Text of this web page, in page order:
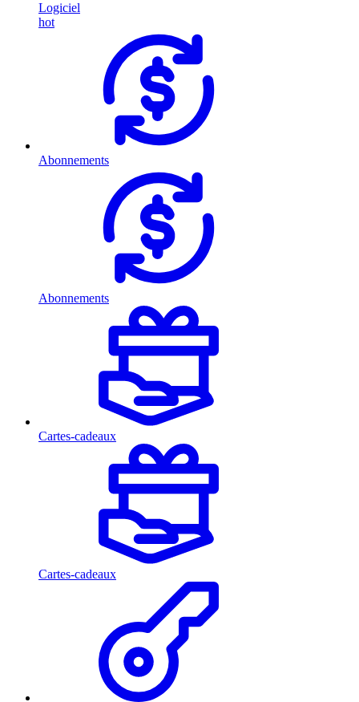
Logiciel
hot
Abonnements
Abonnements
Cartes-cadeaux
Cartes-cadeaux